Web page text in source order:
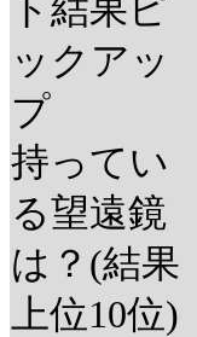
ト結果ピ
ックアッ
プ
持ってい
る望遠鏡
は？(結果
上位10位)